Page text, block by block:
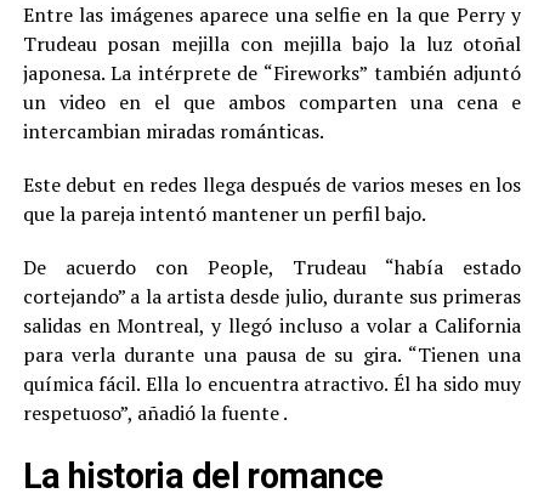
Entre las imágenes aparece una selfie en la que Perry y
Trudeau posan mejilla con mejilla bajo la luz otoñal
japonesa. La intérprete de “Fireworks” también adjuntó
un video en el que ambos comparten una cena e
intercambian miradas románticas.
Este debut en redes llega después de varios meses en los
que la pareja intentó mantener un perfil bajo.
De acuerdo con People, Trudeau “había estado
cortejando” a la artista desde julio, durante sus primeras
salidas en Montreal, y llegó incluso a volar a California
para verla durante una pausa de su gira. “Tienen una
química fácil. Ella lo encuentra atractivo. Él ha sido muy
respetuoso”, añadió la fuente .
La historia del romance